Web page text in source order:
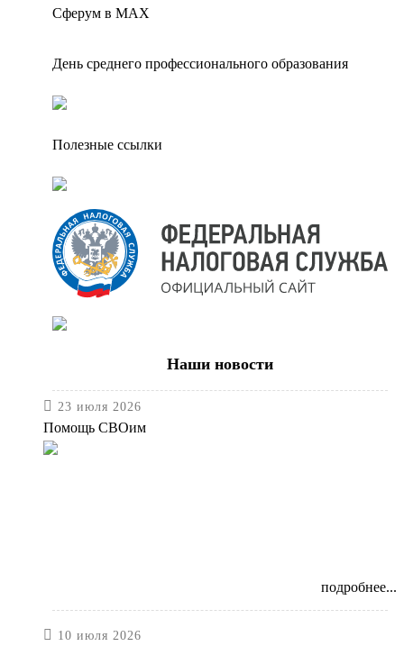
Сферум в МАX
День среднего профессионального образования
Полезные ссылки
Наши новости
 23 июля 2026
Помощь СВОим
подробнее...
 10 июля 2026